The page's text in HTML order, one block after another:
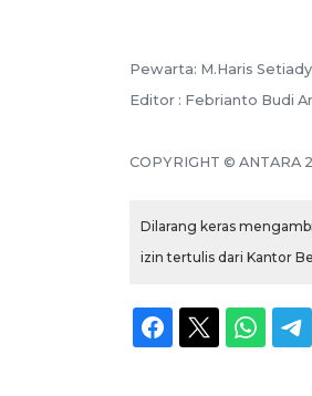
Pewarta: M.Haris
Editor : Febrianto Budi
COPYRIGHT © ANTARA
Dilarang keras
izin tertulis dari Kantor